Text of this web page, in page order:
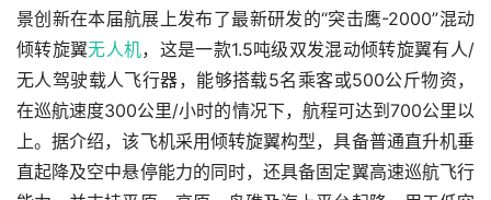
景创新在本届航展上发布了最新研发的“突击鹰-2000”混动
倾转旋翼无人机，这是一款1.5吨级双发混动倾转旋翼有人/
无人驾驶载人飞行器，能够搭载5名乘客或500公斤物资，
在巡航速度300公里/小时的情况下，航程可达到700公里以
上。据介绍，该飞机采用倾转旋翼构型，具备普通直升机垂
直起降及空中悬停能力的同时，还具备固定翼高速巡航飞行